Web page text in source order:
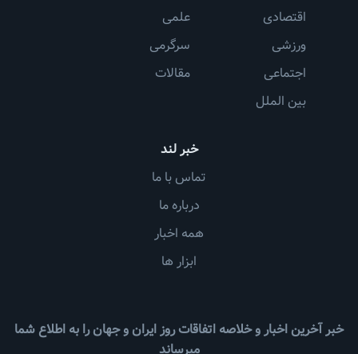
خبر آخرین اخبار و خلاصه اتفاقات روز ایران و جهان را به اطلاع شما
میرساند
خبر لند
تماس با ما
درباره ما
همه اخبار
ابزار ها
اقتصادی
ورزشی
اجتماعی
بین الملل
علمی
سرگرمی
مقالات